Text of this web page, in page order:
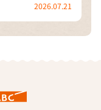
2026.07.21